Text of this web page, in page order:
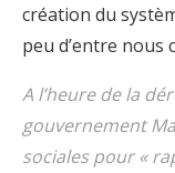
création du
peu d’entre nous
A l’heure de la
gouvernement
sociales pour «